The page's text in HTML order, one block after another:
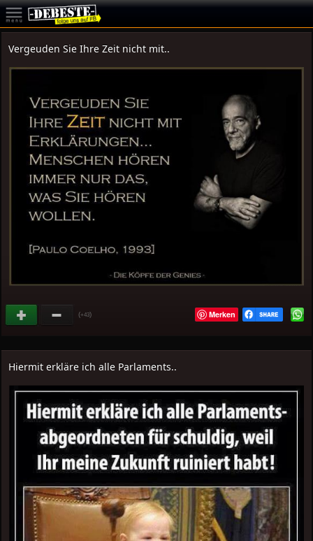
Vergeuden Sie Ihre Zeit nicht mit..
(+43) Merken
Hiermit erkläre ich alle Parlaments..